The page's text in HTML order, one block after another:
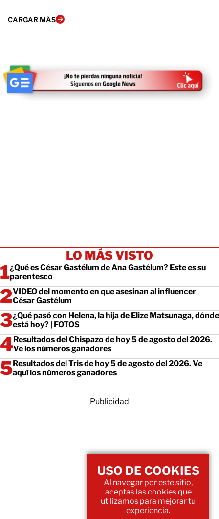
CARGAR MÁS
LO MÁS VISTO
¿Qué es César Gastélum de Ana Gastélum? Este es su
parentesco
VIDEO del momento en que asesinan al influencer
César Gastélum
¿Qué pasó con Helena, la hija de Elize Matsunaga, dónde
está hoy? | FOTOS
Resultados del Chispazo de hoy 5 de agosto del 2026.
Ve los números ganadores
Resultados del Tris de hoy 5 de agosto del 2026. Ve
aquí los números ganadores
Publicidad
USO DE COOKIES
Al navegar por este sitio,
aceptas las cookies que
utilizamos para mejorar tu
experiencia.